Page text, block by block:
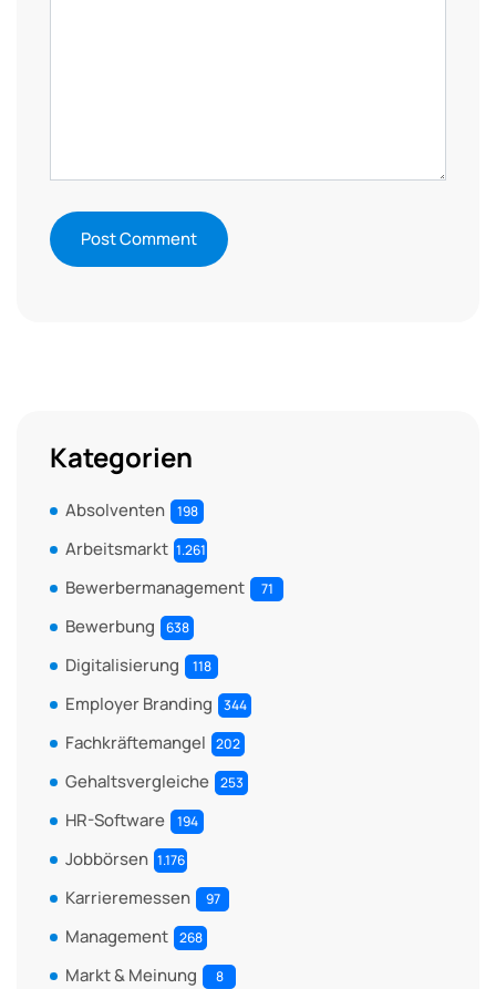
Kategorien
Absolventen 198
Arbeitsmarkt 1.261
Bewerbermanagement 71
Bewerbung 638
Digitalisierung 118
Employer Branding 344
Fachkräftemangel 202
Gehaltsvergleiche 253
HR-Software 194
Jobbörsen 1.176
Karrieremessen 97
Management 268
Markt & Meinung 8